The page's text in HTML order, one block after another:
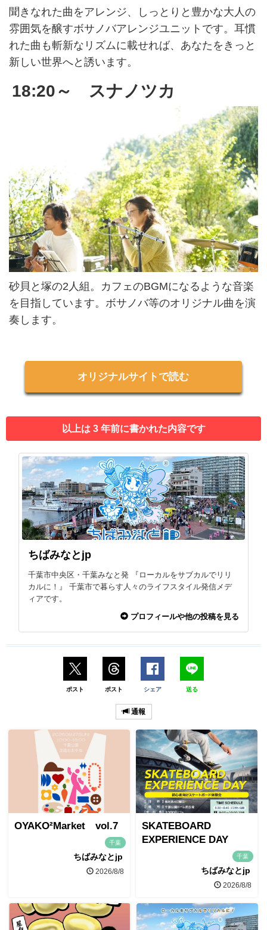
聞きなれた曲をアレンジ、しっとりと豊かな大人の
雰囲気を醸すボサノバアレンジユニットです。耳慣
れた曲も斬新なリズムに載せれば、あなたをきっと
新しい世界へと誘います。
18:20～ スナノツカ
砂貝と塚の2人組。カフェのBGMになるような音楽
を目指しています。ボサノバ等のオリジナル曲を演
奏します。
オリジナルサイトで読む
以上は 3 年前に書かれた内容です
ちばみなとjp
千葉市中央区・千葉みなと発 『ローカルをサブカルでリリ
カルに！』 千葉市で暮らす人々のライフスタイル発信メデ
ィアです。
プロフィールや他の投稿を見る
ポスト ポスト シェア 送る
通報
OYAKO²Market vol.7
千葉
ちばみなとjp
2026/8/8
SKATEBOARD
EXPERIENCE DAY
千葉
ちばみなとjp
2026/8/8